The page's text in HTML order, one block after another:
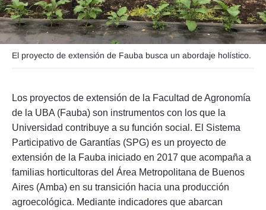
El proyecto de extensión de Fauba busca un abordaje holístico.
Los proyectos de extensión de la Facultad de Agronomía
de la UBA (Fauba) son instrumentos con los que la
Universidad contribuye a su función social. El Sistema
Participativo de Garantías (SPG) es un proyecto de
extensión de la Fauba iniciado en 2017 que acompaña a
familias horticultoras del Área Metropolitana de Buenos
Aires (Amba) en su transición hacia una producción
agroecológica. Mediante indicadores que abarcan